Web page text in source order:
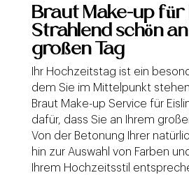
Braut Make-up für
Strahlend schön
großen Tag
Ihr Hochzeitstag ist ein
dem Sie im Mittelpunkt
Braut Make-up Service für
dafür, dass Sie an Ihrem
Von der Betonung Ihrer
hin zur Auswahl von Farben
Ihrem Hochzeitsstil